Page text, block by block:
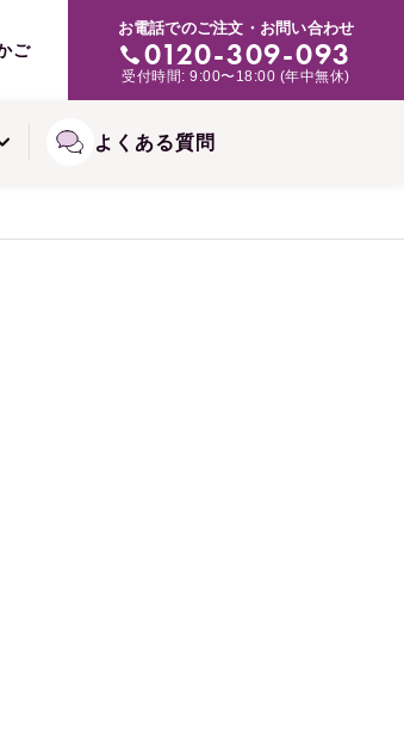
ご
お電話でのご注文・お問い合わせ
0120-309-093
受付時間: 9:00〜18:00 (年中無休)
緩和に
について
よくある質問